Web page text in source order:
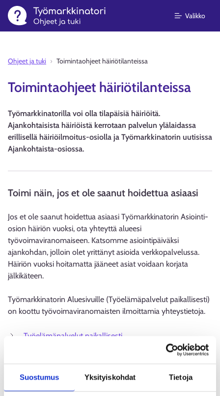
Suostumus Yksityiskohdat Tietoja
Valikko
Ohjeet ja tuki Toimintaohjeet häiriötilanteissa
Toimintaohjeet häiriötilanteissa
Työmarkkinatorilla voi olla tilapäisiä häiriöitä.
Ajankohtaisista häiriöistä kerrotaan palvelun ylälaidassa
erillisellä häiriöilmoitus-osiolla ja Työmarkkinatorin uutisissa
Ajankohtaista-osiossa.
Toimi näin, jos et ole saanut hoidettua asiaasi
Jos et ole saanut hoidettua asiaasi Työmarkkinatorin Asiointi-
osion häiriön vuoksi, ota yhteyttä alueesi
työvoimaviranomaiseen. Katsomme asiointipäiväksi
ajankohdan, jolloin olet yrittänyt asioida verkkopalvelussa.
Häiriön vuoksi hoitamatta jääneet asiat voidaan korjata
jälkikäteen.
Työmarkkinatorin Aluesivuille (Työelämäpalvelut paikallisesti)
on koottu työvoimaviranomaisten ilmoittamia yhteystietoja.
Työelämäpalvelut paikallisesti